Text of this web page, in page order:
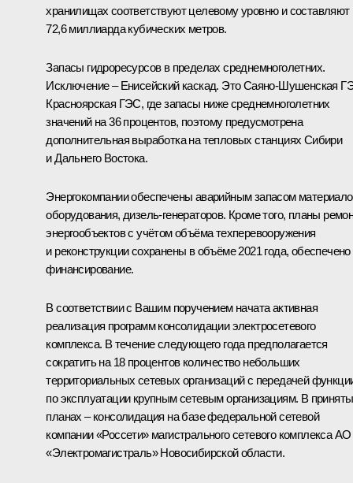
хранилищах соответствуют целевому уровню и составляют
72,6 миллиарда кубических метров.
Запасы гидроресурсов в пределах среднемноголетних.
Исключение – Енисейский каскад. Это Саяно-Шушенская
Красноярская ГЭС, где запасы ниже среднемноголетних
значений на 36 процентов, поэтому предусмотрена
дополнительная выработка на тепловых станциях Сибири
и Дальнего Востока.
Энергокомпании обеспечены аварийным запасом
оборудования, дизель-генераторов. Кроме того, планы
энергообъектов с учётом объёма техперевооружения
и реконструкции сохранены в объёме 2021 года, обеспечено
финансирование.
В соответствии с Вашим поручением начата активная
реализация программ консолидации электросетевого
комплекса. В течение следующего года предполагается
сократить на 18 процентов количество небольших
территориальных сетевых организаций с передачей
по эксплуатации крупным сетевым организациям. В
планах – консолидация на базе федеральной сетевой
компании «Россети» магистрального сетевого комплекса АО
«Электромагистраль» Новосибирской области.